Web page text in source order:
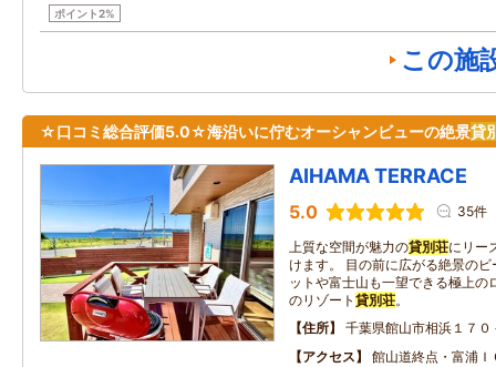
ポイント2%
この施
☆口コミ総合評価5.0☆海沿いに佇むオーシャンビューの絶景貸
AIHAMA TERRACE
5.0 35件
上質な空間が魅力の貸別荘にリー
けます。 目の前に広がる絶景の
ットや富士山も一望できる極上の
のリゾート 貸別荘。
住所
千葉県館山市相浜１７０
アクセス
館山道終点・富浦